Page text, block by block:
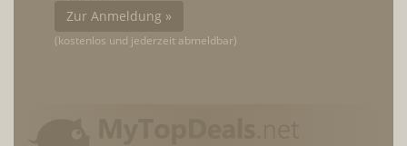
Zur Anmeldung »
(kostenlos und jederzeit abmeldbar)